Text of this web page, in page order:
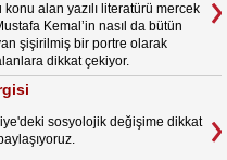
konu alan yazılı literatürü mercek
Kemal’in nasıl da bütün
şişirilmiş bir portre olarak
dikkat çekiyor.
sosyolojik değişime dikkat